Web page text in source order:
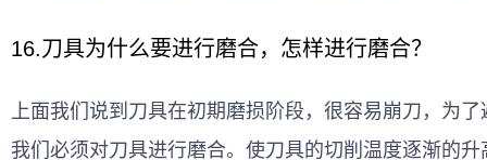
16.刀具为什么要进行磨合，怎样进行磨合？
上面我们说到刀具在初期磨损阶段，很容易崩刀，为
我们必须对刀具进行磨合。使刀具的切削温度逐渐的